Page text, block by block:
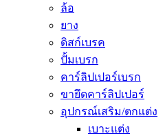
ล้อ
ยาง
ดิสก์เบรค
ปั้มเบรก
คาร์ลิปเปอร์เบรก
ขายึดคาร์ลิปเปอร์
อุปกรณ์เสริม/ตกแต่ง
เบาะแต่ง